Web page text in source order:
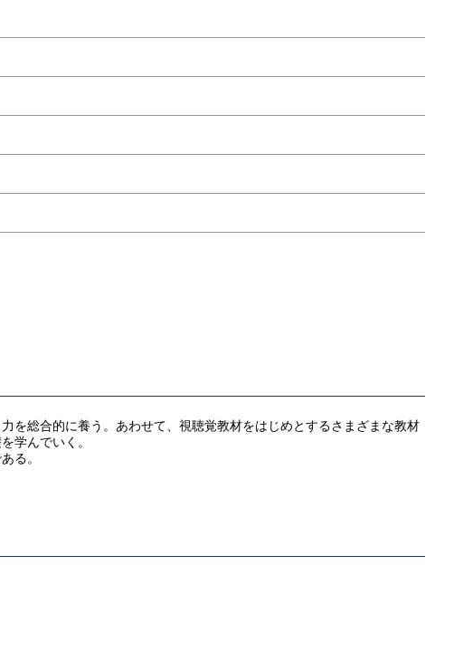
を総合的に養う。あわせて、視聴覚教材をはじめとするさまざまな教材
学んでいく。
る。